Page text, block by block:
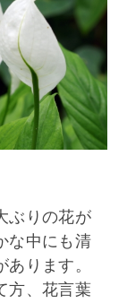
ぶりの花が
な中にも清
ります。
方、花言葉